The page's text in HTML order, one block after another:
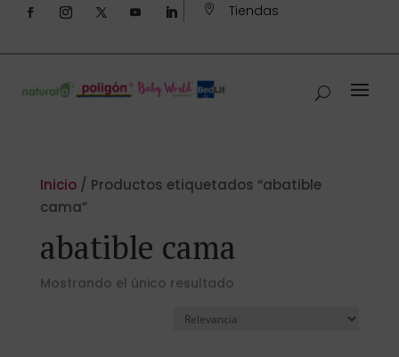
 Tiendas
Inicio/ Productos etiquetados “abatible
cama”
abatible cama
Mostrando el único resultado